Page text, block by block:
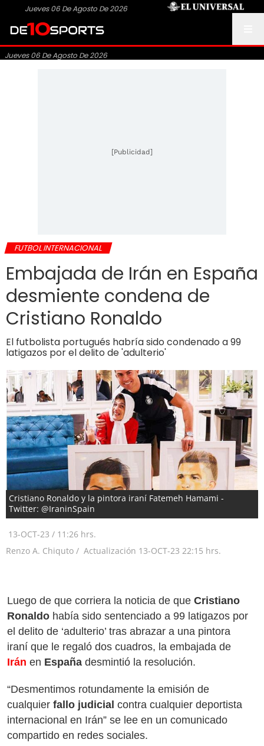
Jueves 06 De Agosto De 2026
Jueves 06 De Agosto De 2026
[Publicidad]
FUTBOL INTERNACIONAL
Embajada de Irán en España
desmiente condena de
Cristiano Ronaldo
El futbolista portugués habría sido condenado a 99
latigazos por el delito de 'adulterio'
Cristiano Ronaldo y la pintora iraní Fatemeh Hamami -
Twitter: @IraninSpain
13-OCT-23 / 11:26 hrs.
Renzo A. Chiquto / Actualización 13-OCT-23 22:15 hrs.
Luego de que corriera la noticia de que Cristiano
Ronaldo había sido sentenciado a 99 latigazos por
el delito de ‘adulterio’ tras abrazar a una pintora
iraní que le regaló dos cuadros, la embajada de
Irán en España desmintió la resolución.
“Desmentimos rotundamente la emisión de
cualquier fallo judicial contra cualquier deportista
internacional en Irán” se lee en un comunicado
compartido en redes sociales.